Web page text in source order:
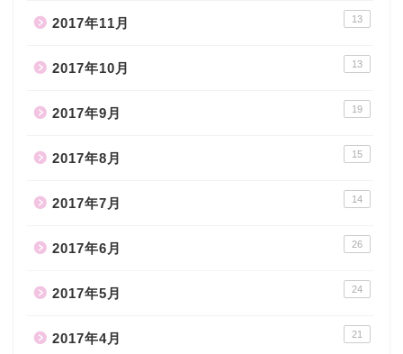
2017年11月 13
2017年10月 13
2017年9月 19
2017年8月 15
2017年7月 14
2017年6月 26
2017年5月 24
2017年4月 21